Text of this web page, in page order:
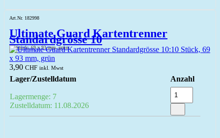
Art.Nr. 182998
Ultimate Guard Kartentrenner
Standardgrösse 10
10 Stück, 69 x 93 mm, grün
3,90 CHF inkl. Mwst
Lager/Zustelldatum Anzahl
Lagermenge: 7
Zustelldatum: 11.08.2026